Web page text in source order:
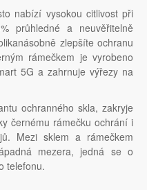
nabízí vysokou citlivost při
průhledné a neuvěřitelně
zlepšíte ochranu
rámečkem je vyrobeno
5G a zahrnuje výřezy na
ochranného skla, zakryje
černému rámečku ochrání i
Mezi sklem a rámečkem
mezera, jedná se o
telefonu.